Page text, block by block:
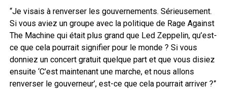
“Je visais à renverser les gouvernements. Sérieusement.
Si vous aviez un groupe avec la politique de Rage Against
The Machine qui était plus grand que Led Zeppelin, qu’est-
ce que cela pourrait signifier pour le monde ? Si vous
donniez un concert gratuit quelque part et que vous disiez
ensuite ‘C’est maintenant une marche, et nous allons
renverser le gouverneur’, est-ce que cela pourrait arriver ?”